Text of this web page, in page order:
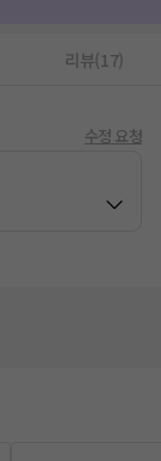
리뷰(17)
수정 요청